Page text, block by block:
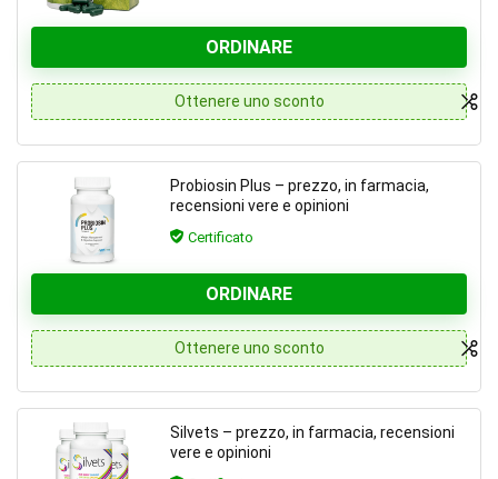
ORDINARE
Ottenere uno sconto
Probiosin Plus – prezzo, in farmacia,
recensioni vere e opinioni
Certificato
ORDINARE
Ottenere uno sconto
Silvets – prezzo, in farmacia, recensioni
vere e opinioni